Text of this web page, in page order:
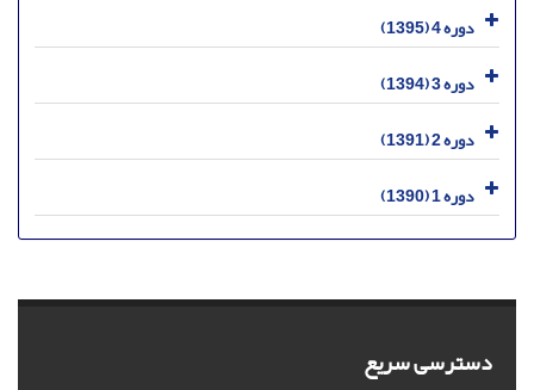
دوره 4 (1395)
دوره 3 (1394)
دوره 2 (1391)
دوره 1 (1390)
دسترسی سریع